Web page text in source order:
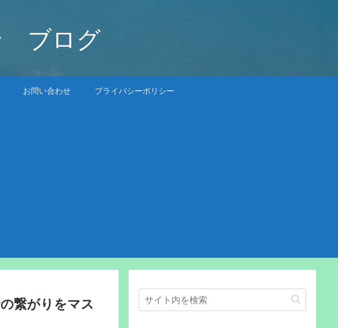
ブログ
お問い合わせ プライバシーポリシー
繋がりをマス